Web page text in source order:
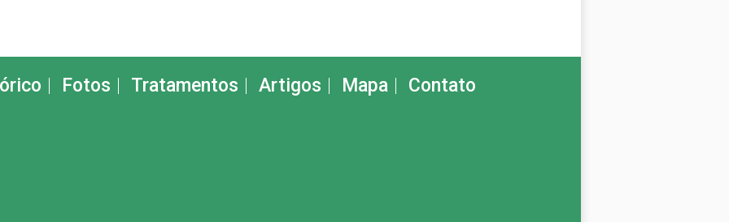
Fotos Tratamentos Artigos Mapa Contato